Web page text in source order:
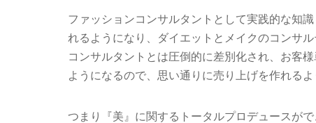
ファッションコンサルタントとして実践的な知
れるようになり、ダイエットとメイクのコンサ
コンサルタントとは圧倒的に差別化され、お客
ようになるので、思い通りに売り上げを作れる
つまり『美』に関するトータルプロデュースが